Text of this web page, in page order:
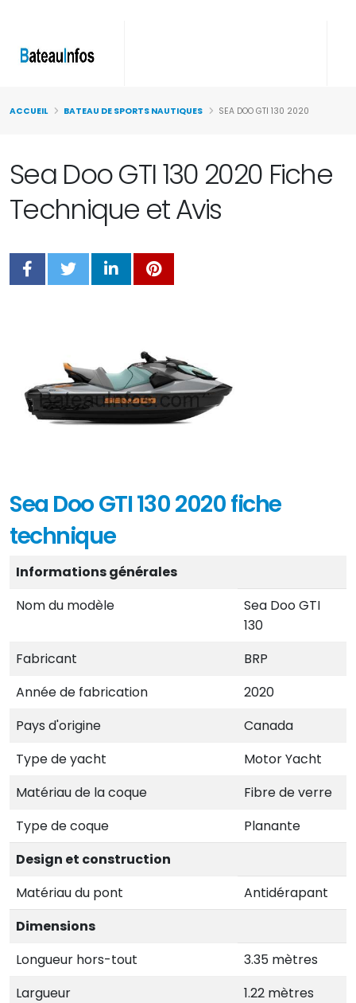
ACCUEIL BATEAU DE SPORTS NAUTIQUES SEA DOO GTI 130 2020
Sea Doo GTI 130 2020 Fiche
Technique et Avis
Sea Doo GTI 130 2020 fiche
technique
Informations générales
Nom du modèle
Sea Doo GTI
130
Fabricant
BRP
Année de fabrication
2020
Pays d'origine
Canada
Type de yacht
Motor Yacht
Matériau de la coque
Fibre de verre
Type de coque
Planante
Design et construction
Matériau du pont
Antidérapant
Dimensions
Longueur hors-tout
3.35 mètres
Largueur
1.22 mètres